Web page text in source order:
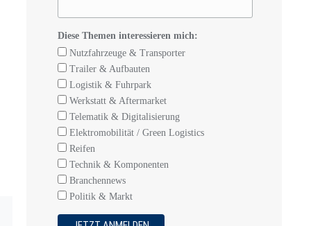
Diese Themen interessieren mich:
Nutzfahrzeuge & Transporter
Trailer & Aufbauten
Logistik & Fuhrpark
Werkstatt & Aftermarket
Telematik & Digitalisierung
Elektromobilität / Green Logistics
Reifen
Technik & Komponenten
Branchennews
Politik & Markt